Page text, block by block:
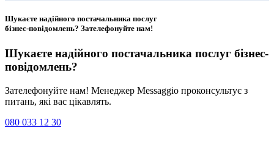
Шукаєте надійного постачальника послуг
бізнес-повідомлень? Зателефонуйте нам!
Шукаєте надійного постачальника послуг бізнес-
повідомлень?
Зателефонуйте нам! Менеджер Messaggio проконсультує з
питань, які вас цікавлять.
080 033 12 30